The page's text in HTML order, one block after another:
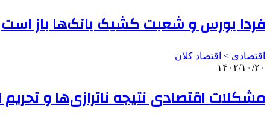
فردا بورس و شعبت کشیک بانک‌ها باز است
اقتصادی > اقتصاد کلان
۱۴۰۲/۱۰/۲۰
مشکلات اقتصادی نتیجه ناترازی‌ها و